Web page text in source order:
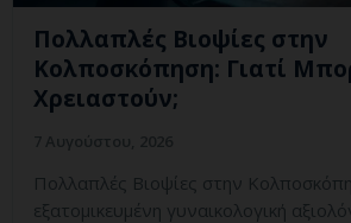
Πολλαπλές Βιοψίες στην
Κολποσκόπηση: Γιατί
Χρειαστούν;
Πολλαπλές Βιοψίες στην
εξατομικευμένη γυναικολογική